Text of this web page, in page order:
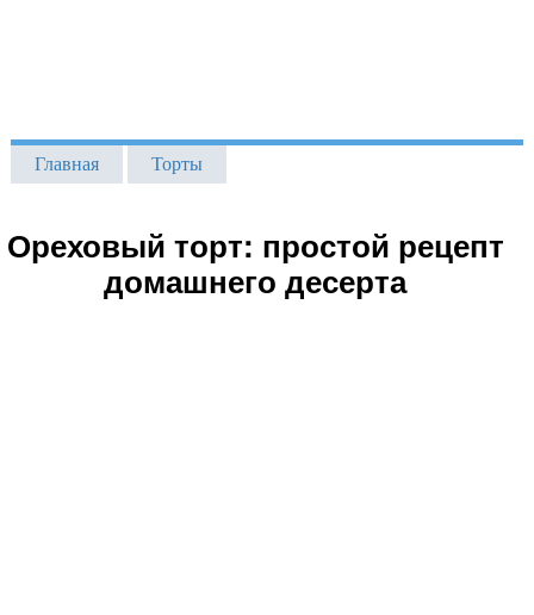
Главная Торты
Ореховый торт: простой рецепт
домашнего десерта